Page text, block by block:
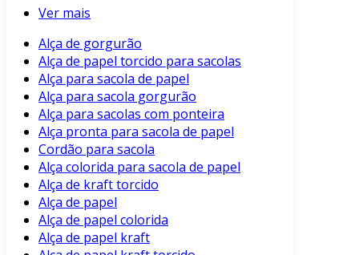
Ver mais
Alça de gorgurão
Alça de papel torcido para sacolas
Alça para sacola de papel
Alça para sacola gorgurão
Alça para sacolas com ponteira
Alça pronta para sacola de papel
Cordão para sacola
Alça colorida para sacola de papel
Alça de kraft torcido
Alça de papel
Alça de papel colorida
Alça de papel kraft